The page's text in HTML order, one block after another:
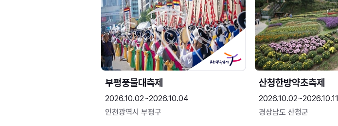
부평풍물대축제
2026.10.02~2026.10.04
인천광역시 부평구
산청한방약초축제
2026.10.02~2026.10.11
경상남도 산청군